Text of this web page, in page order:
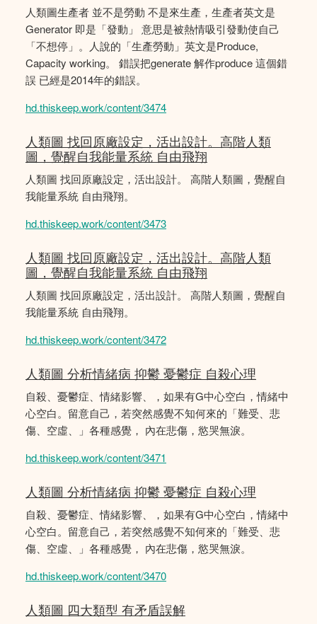
人類圖生產者 並不是勞動 不是來生產，生產者英文是
Generator 即是「發動」 意思是被熱情吸引發動使自己
「不想停」。人說的「生產勞動」英文是Produce,
Capacity working。 錯誤把generate 解作produce 這個錯
誤 已經是2014年的錯誤。
hd.thiskeep.work/content/3474
人類圖 找回原廠設定，活出設計。高階人類
圖，覺醒自我能量系統 自由飛翔
人類圖 找回原廠設定，活出設計。 高階人類圖，覺醒自
我能量系統 自由飛翔。
hd.thiskeep.work/content/3473
人類圖 找回原廠設定，活出設計。高階人類
圖，覺醒自我能量系統 自由飛翔
人類圖 找回原廠設定，活出設計。 高階人類圖，覺醒自
我能量系統 自由飛翔。
hd.thiskeep.work/content/3472
人類圖 分析情緒病 抑鬱 憂鬱症 自殺心理
自殺、憂鬱症、情緒影響、，如果有G中心空白，情緒中
心空白。留意自己，若突然感覺不知何來的「難受、悲
傷、空虛、」各種感覺， 內在悲傷，慾哭無淚。
hd.thiskeep.work/content/3471
人類圖 分析情緒病 抑鬱 憂鬱症 自殺心理
自殺、憂鬱症、情緒影響、，如果有G中心空白，情緒中
心空白。留意自己，若突然感覺不知何來的「難受、悲
傷、空虛、」各種感覺， 內在悲傷，慾哭無淚。
hd.thiskeep.work/content/3470
人類圖 四大類型 有矛盾誤解